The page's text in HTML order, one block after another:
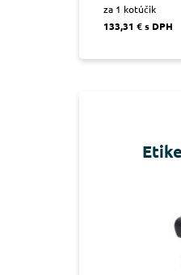
za 1 kotúčik
133,31 € s DPH